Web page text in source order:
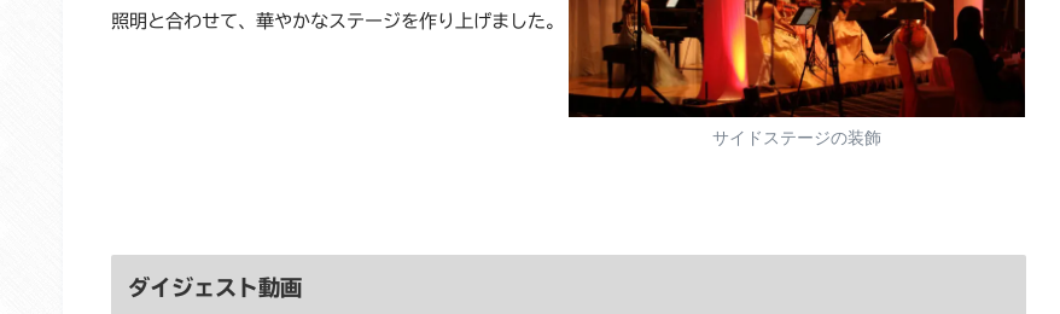
照明と合わせて、華やかなステージを作り上げました。
サイドステージの装飾
ダイジェスト動画